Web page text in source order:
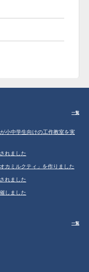
一覧
小中学生向けの工作教室を実
れました
カミルクティ」を作りました
れました
しました
一覧